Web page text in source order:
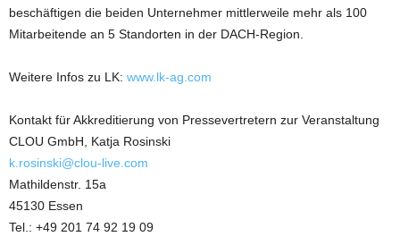
beschäftigen die beiden Unternehmer mittlerweile mehr als 100
Mitarbeitende an 5 Standorten in der DACH-Region.
Weitere Infos zu LK: www.lk-ag.com
Kontakt für Akkreditierung von Pressevertretern zur Veranstaltung
CLOU GmbH, Katja Rosinski
k.rosinski@clou-live.com
Mathildenstr. 15a
45130 Essen
Tel.: +49 201 74 92 19 09